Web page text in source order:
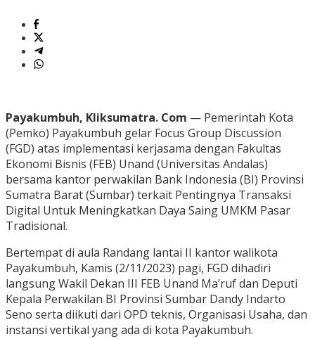
Payakumbuh, Kliksumatra. Com — Pemerintah Kota
(Pemko) Payakumbuh gelar Focus Group Discussion
(FGD) atas implementasi kerjasama dengan Fakultas
Ekonomi Bisnis (FEB) Unand (Universitas Andalas)
bersama kantor perwakilan Bank Indonesia (BI) Provinsi
Sumatra Barat (Sumbar) terkait Pentingnya Transaksi
Digital Untuk Meningkatkan Daya Saing UMKM Pasar
Tradisional.
Bertempat di aula Randang lantai II kantor walikota
Payakumbuh, Kamis (2/11/2023) pagi, FGD dihadiri
langsung Wakil Dekan III FEB Unand Ma’ruf dan Deputi
Kepala Perwakilan BI Provinsi Sumbar Dandy Indarto
Seno serta diikuti dari OPD teknis, Organisasi Usaha, dan
instansi vertikal yang ada di kota Payakumbuh.